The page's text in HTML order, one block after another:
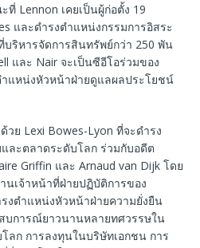
Lennon เคยเป็นผู้ก่อตั้ง 19
และดำรงตำแหน่งกรรมการอิสระ
บริหารจัดการสินทรัพย์กว่า 250 พัน
และ Nair จะเป็นซีอีโอร่วมของ
แหน่งหัวหน้าฝ่ายดูแลผลประโยชน์
ย Lexi Bowes-Lyon ที่จะดำรง
ละตลาดระดับโลก ร่วมกับอดีต
Griffin และ Arnaud van Dijk โดย
นเจ้าหน้าที่ฝ่ายปฏิบัติการของ
งตำแหน่งหัวหน้าฝ่ายความยั่งยืน
บการณ์ยาวนานหลายทศวรรษใน
ลก การลงทุนในบริษัทเอกชน การ